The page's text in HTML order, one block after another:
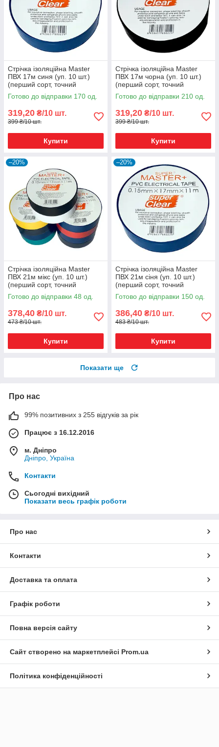
Стрічка ізоляційна Master
ПВХ 17м синя (уп. 10 шт.)
(перший сорт, точний
метраж)
Готово до відправки 170 од.
319,20 ₴/10 шт.
399 ₴/10 шт.
Купити
Стрічка ізоляційна Master
ПВХ 17м чорна (уп. 10 шт.)
(перший сорт, точний
метраж)
Готово до відправки 210 од.
319,20 ₴/10 шт.
399 ₴/10 шт.
Купити
–20%
Стрічка ізоляційна Master
ПВХ 21м мікс (уп. 10 шт.)
(перший сорт, точний
метраж)
Готово до відправки 48 од.
378,40 ₴/10 шт.
473 ₴/10 шт.
Купити
–20%
Стрічка ізоляційна Master
ПВХ 21м сіня (уп. 10 шт.)
(перший сорт, точний
метраж)
Готово до відправки 150 од.
386,40 ₴/10 шт.
483 ₴/10 шт.
Купити
Показати ще
Про нас
99% позитивних з 255 відгуків за рік
Працює з 16.12.2016
м. Дніпро
Дніпро, Україна
Контакти
Сьогодні вихідний
Показати весь графік роботи
Про нас
Контакти
Доставка та оплата
Графік роботи
Повна версія сайту
Сайт створено на маркетплейсі Prom.ua
Політика конфіденційності